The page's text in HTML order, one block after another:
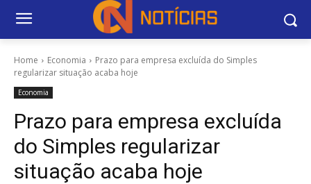
Home Economia
Prazo para empresa excluída do Simples
regularizar situação acaba hoje
Economia
Prazo para empresa excluída
do Simples regularizar
situação acaba hoje